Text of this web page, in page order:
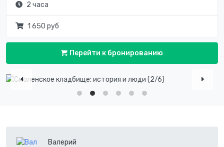
2 часа
1 650 руб
Перейти к бронированию
Валерий